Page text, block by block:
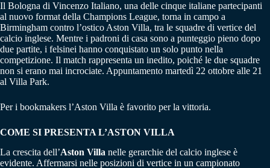
Il Bologna di Vincenzo Italiano, una delle cinque italiane partecipanti
al nuovo format della Champions League, torna in campo a
Birmingham contro l’ostico Aston Villa, tra le squadre di vertice del
calcio inglese. Mentre i padroni di casa sono a punteggio pieno dopo
due partite, i felsinei hanno conquistato un solo punto nella
competizione. Il match rappresenta un inedito, poiché le due squadre
non si erano mai incrociate. Appuntamento martedì 22 ottobre alle 21
al Villa Park.
Per i bookmakers l’Aston Villa è favorito per la vittoria.
COME SI PRESENTA L’ASTON VILLA
La crescita dell’Aston Villa nelle gerarchie del calcio inglese è
evidente. Affermarsi nelle posizioni di vertice in un campionato